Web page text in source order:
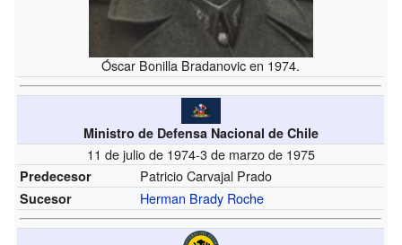
Óscar Bonilla Bradanovic en 1974.
Ministro de Defensa Nacional de Chile
11 de julio de 1974-3 de marzo de 1975
Predecesor Patricio Carvajal Prado
Sucesor Herman Brady Roche